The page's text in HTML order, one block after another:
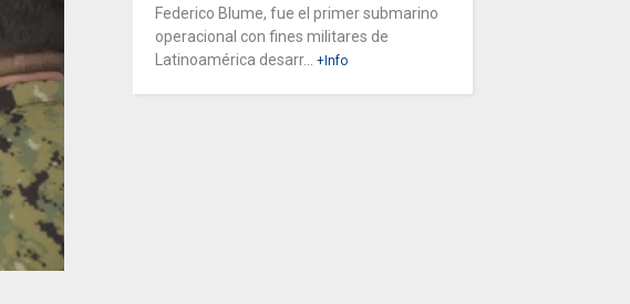
Federico Blume, fue el primer submarino
operacional con fines militares de
Latinoamérica desarr...
+Info